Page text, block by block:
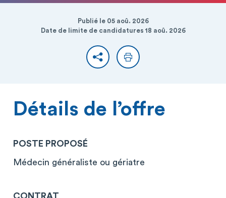
Publié le 05 aoû. 2026
Date de limite de candidatures 18 aoû. 2026
PartagerImprimer
Détails de l’offre
POSTE PROPOSÉ
Médecin généraliste ou gériatre
CONTRAT